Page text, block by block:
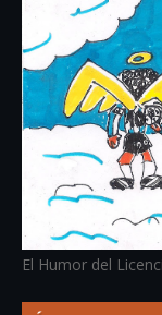
El Humor del